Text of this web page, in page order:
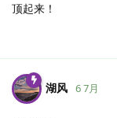
顶起来！
湖风 6 7月